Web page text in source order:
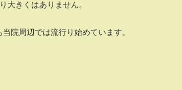
きくはありません。
院周辺では流行り始めています。